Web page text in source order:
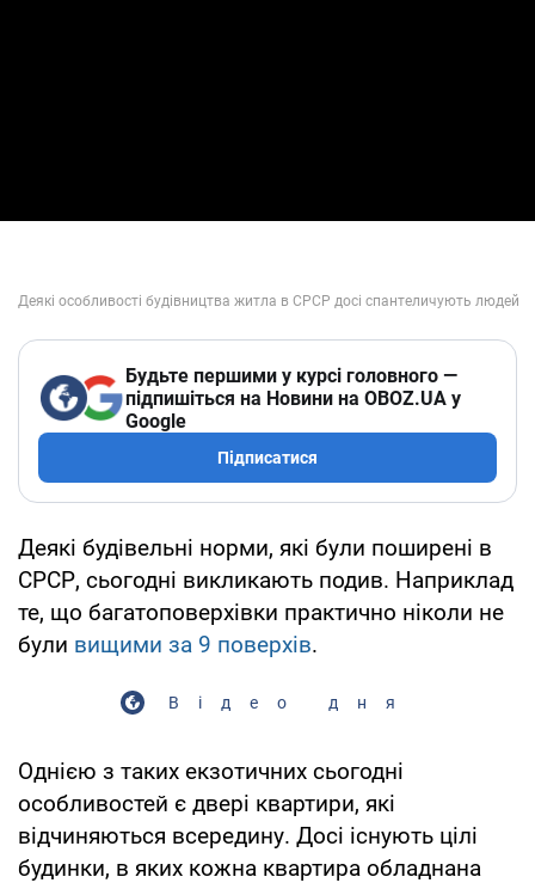
Будьте першими у курсі головного —
підпишіться на Новини на OBOZ.UA у
Google
Підписатися
Деякі будівельні норми, які були поширені в
СРСР, сьогодні викликають подив. Наприклад
те, що багатоповерхівки практично ніколи не
були вищими за 9 поверхів.
Відео дня
Однією з таких екзотичних сьогодні
особливостей є двері квартири, які
відчиняються всередину. Досі існують цілі
будинки, в яких кожна квартира обладнана